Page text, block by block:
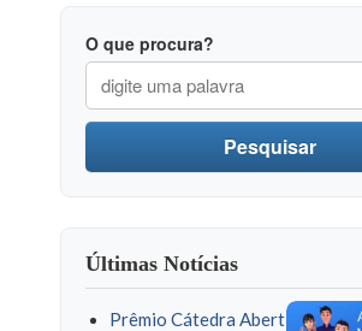
O que procura?
Pesquisar
Últimas Notícias
Prêmio Cátedra Abertis divulga